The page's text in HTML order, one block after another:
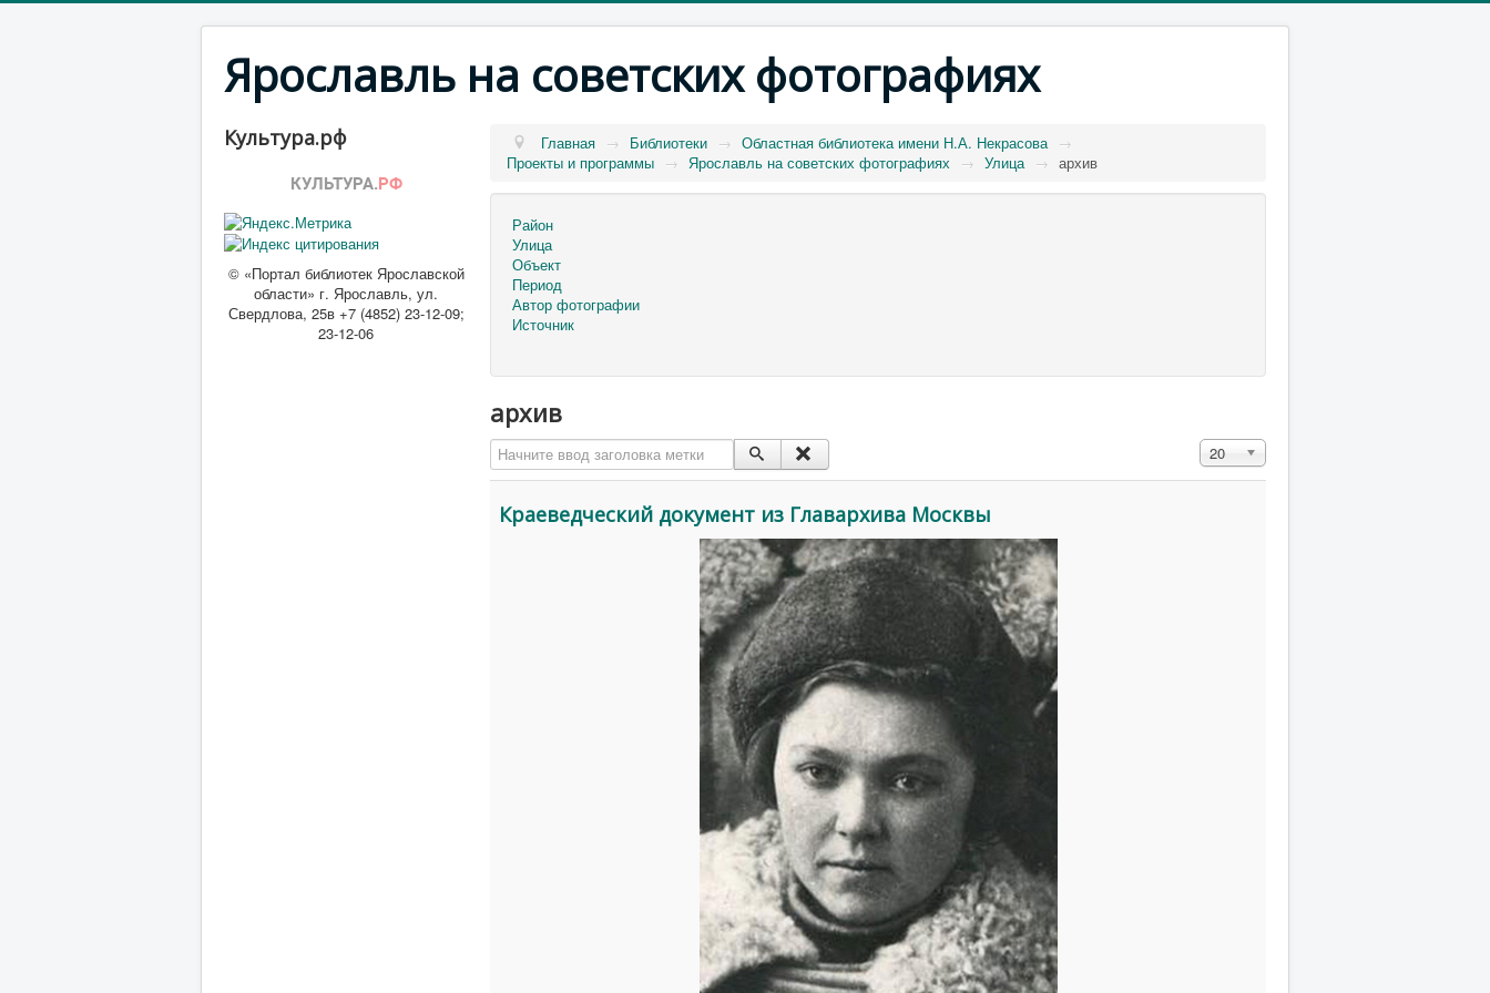
Ярославль на советских фотографиях
Культура.рф
© «Портал библиотек Ярославской
области» г. Ярославль, ул.
Свердлова, 25в +7 (4852) 23-12-09;
23-12-06
Главная → Библиотеки → Областная библиотека имени Н.А. Некрасова →
Проекты и программы → Ярославль на советских фотографиях → Улица → архив
Район
Улица
Объект
Период
Автор фотографии
Источник
архив
Начните ввод заголовка метки Кол-во строк:
20
Краеведческий документ из Главархива Москвы